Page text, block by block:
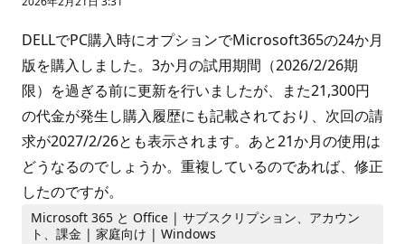
の
イ
ン
ト
DELLでPC購入時にオプションでMicrosoft365の24か月
版を購入しました。3か月の試用期間（2026/2/26期
限）を過ぎる前に更新を行いましたが、また21,300円
の代金が発生し購入履歴にも記載されており、次回の請
求が2027/2/26とも表示されます。あと21か月の使用は
どうなるのでしょうか。重複しているのであれば、修正
したのですが。
Microsoft 365 と Office | サブスクリプション、アカウン
ト、課金 | 家庭向け | Windows